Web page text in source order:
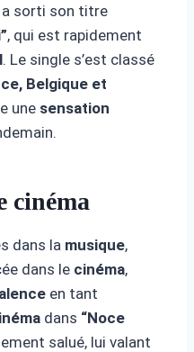
a sorti son titre
, qui est rapidement
. Le single s’est classé
Belgique et
une sensation
cinéma
dans la musique,
dans le cinéma,
en tant
dans “Noce
salué, lui valant